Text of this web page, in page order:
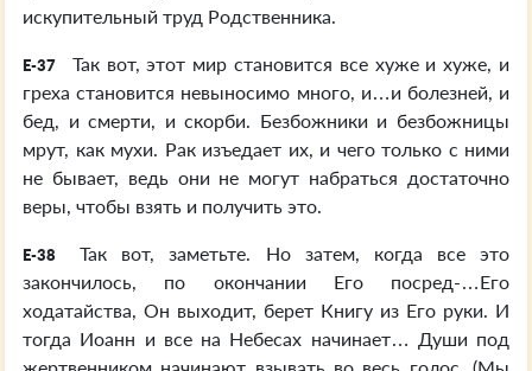
искупительный труд Родственника.
E-37
Так вот, этот мир становится все хуже и хуже, и
греха становится невыносимо много, и…и болезней, и
бед, и смерти, и скорби. Безбожники и безбожницы
мрут, как мухи. Рак изъедает их, и чего только с ними
не бывает, ведь они не могут набраться достаточно
веры, чтобы взять и получить это.
E-38
Так вот, заметьте. Но затем, когда все это
закончилось, по окончании Его посред-…Его
ходатайства, Он выходит, берет Книгу из Его руки. И
тогда Иоанн и все на Небесах начинает… Души под